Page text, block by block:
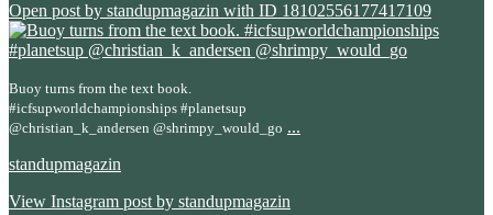
Open post by standupmagazin with ID 18102556177417109
Buoy turns from the text book.
#icfsupworldchampionships #planetsup
@christian_k_andersen @shrimpy_would_go ...
standupmagazin
View Instagram post by standupmagazin